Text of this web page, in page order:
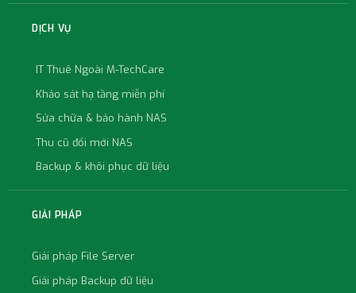
DỊCH VỤ
IT Thuê Ngoài M-TechCare
Khảo sát hạ tầng miễn phí
Sửa chữa & bảo hành NAS
Thu cũ đổi mới NAS
Backup & khôi phục dữ liệu
GIẢI PHÁP
Giải pháp File Server
Giải pháp Backup dữ liệu